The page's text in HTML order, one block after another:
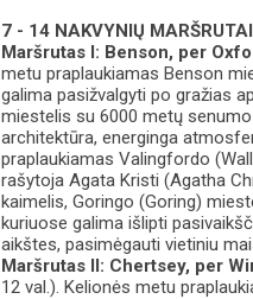
7 - 14 NAKVYNIŲ
Maršrutas I: Benson, per
metu praplaukiamas Benson
galima pasižvalgyti po gražias
miestelis su 6000 metų
architektūra, energinga
praplaukiamas Valingfordo
rašytoja Agata Kristi (Agatha
kaimelis, Goringo (Goring)
kuriuose galima išlipti
aikštes, pasimėgauti vietiniu
Maršrutas II: Chertsey, per
12 val.). Kelionės metu